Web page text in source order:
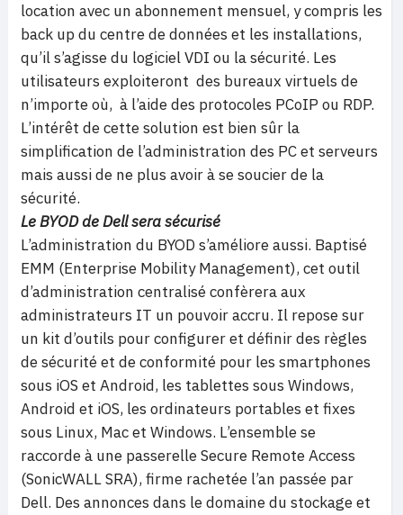
location avec un abonnement mensuel, y compris les
back up du centre de données et les installations,
qu’il s’agisse du logiciel VDI ou la sécurité. Les
utilisateurs exploiteront des bureaux virtuels de
n’importe où, à l’aide des protocoles PCoIP ou RDP.
L’intérêt de cette solution est bien sûr la
simplification de l’administration des PC et serveurs
mais aussi de ne plus avoir à se soucier de la
sécurité.
Le BYOD de Dell sera sécurisé
L’administration du BYOD s’améliore aussi. Baptisé
EMM (Enterprise Mobility Management), cet outil
d’administration centralisé confèrera aux
administrateurs IT un pouvoir accru. Il repose sur
un kit d’outils pour configurer et définir des règles
de sécurité et de conformité pour les smartphones
sous iOS et Android, les tablettes sous Windows,
Android et iOS, les ordinateurs portables et fixes
sous Linux, Mac et Windows. L’ensemble se
raccorde à une passerelle Secure Remote Access
(SonicWALL SRA), firme rachetée l’an passée par
Dell. Des annonces dans le domaine du stockage et